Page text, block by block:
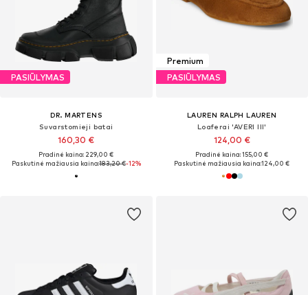
PASIŪLYMAS
DR. MARTENS
Suvarstomieji batai
160,30 €
Pradinė kaina: 229,00 €
Paskutinė mažiausia kaina:183,20 €-12%
Premium
PASIŪLYMAS
LAUREN RALPH LAUREN
Loaferai 'AVERI III'
124,00 €
Pradinė kaina: 155,00 €
Paskutinė mažiausia kaina:124,00 €